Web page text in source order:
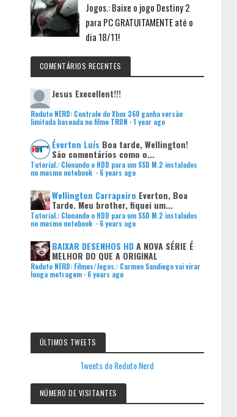
Jogos.: Baixe o jogo Destiny 2
para PC GRATUITAMENTE até o
dia 18/11!
COMENTÁRIOS RECENTES
Jesus Execellent!!!
Reduto NERD: Controle do Xbox 360 ganha versão
limitada baseada no filme TRON ·1 year ago
Éverton Luís Boa tarde, Wellington!
São comentários como o...
Tutorial.: Clonando o HDD para um SSD M.2 instalados
no mesmo notebook · 6 years ago
Wellington Carrapeiro Everton, Boa
Tarde. Meu brother, fiquei um...
Tutorial.: Clonando o HDD para um SSD M.2 instalados
no mesmo notebook · 6 years ago
BAIXAR DESENHOS HD A NOVA SÉRIE É
MELHOR DO QUE A ORIGINAL
Reduto NERD: Filmes/Jogos.: Carmen Sandiego vai virar
longa metragem· 6 years ago
ÚLTIMOS TWEETS
Tweets do Reduto Nerd
NÚMERO DE VISITANTES